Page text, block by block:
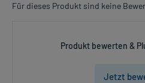
Für dieses Produkt sind keine
Produkt bewerten &
Jetzt